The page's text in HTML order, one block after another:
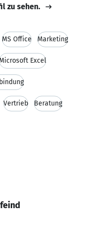
zu sehen.
MS Office Marketing
Excel
Vertrieb Beratung